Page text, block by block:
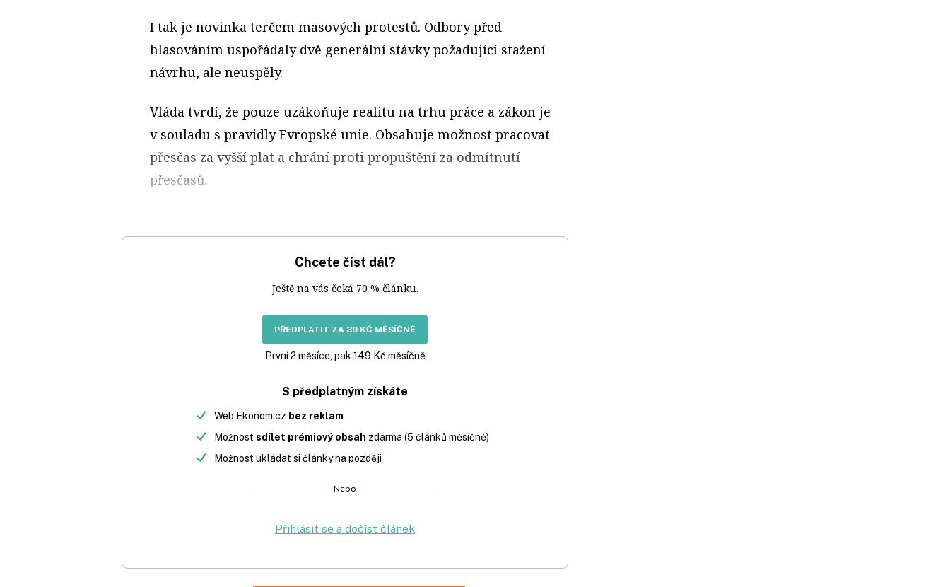
I tak je novinka terčem masových protestů. Odbory před
hlasováním uspořádaly dvě generální stávky požadující stažení
návrhu, ale neuspěly.
Vláda tvrdí, že pouze uzákoňuje realitu na trhu práce a zákon je
v souladu s pravidly Evropské unie. Obsahuje možnost pracovat
přesčas za vyšší plat a chrání proti propuštění za odmítnutí
přesčasů.
Chcete číst dál?
Ještě na vás čeká 70 % článku.
PŘEDPLATIT ZA 39 KČ MĚSÍČNĚ
První 2 měsíce, pak 149 Kč měsíčně
S předplatným získáte
Web Ekonom.cz bez reklam
Možnost sdílet prémiový obsah zdarma (5 článků měsíčně)
Možnost ukládat si články na později
Nebo
Přihlásit se a dočíst článek